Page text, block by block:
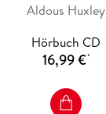
Kultur und Medien.
Christian
Klassiker der
Stimme ist
zum Abtauchen
Aldous Huxley
Hörbuch CD
16,99 €*